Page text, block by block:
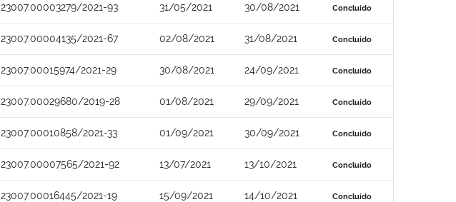
23007.00003279/2021-93 31/05/2021 30/08/2021 Concluído
23007.00004135/2021-67 02/08/2021 31/08/2021 Concluído
23007.00015974/2021-29 30/08/2021 24/09/2021 Concluído
23007.00029680/2019-28 01/08/2021 29/09/2021 Concluído
23007.00010858/2021-33 01/09/2021 30/09/2021 Concluído
23007.00007565/2021-92 13/07/2021 13/10/2021 Concluído
23007.00016445/2021-19 15/09/2021 14/10/2021 Concluído